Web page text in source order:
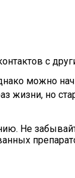
с
можно
но
Не